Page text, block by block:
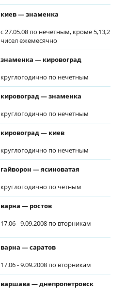
киев — знаменка
с 27.05.08 по нечетным, кроме 5,13,21,29
чисел ежемесячно
знаменка — кировоград
круглогодично по нечетным
кировоград — знаменка
круглогодично по нечетным
кировоград — киев
круглогодично по нечетным
гайворон — ясиноватая
круглогодично по четным
варна — ростов
17.06 - 9.09.2008 по вторникам
варна — саратов
17.06 - 9.09.2008 по вторникам
варшава — днепропетровск